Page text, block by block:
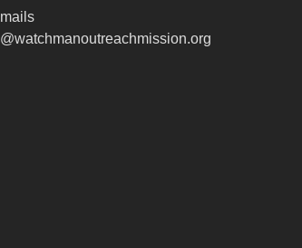
mails
@watchmanoutreachmission.org